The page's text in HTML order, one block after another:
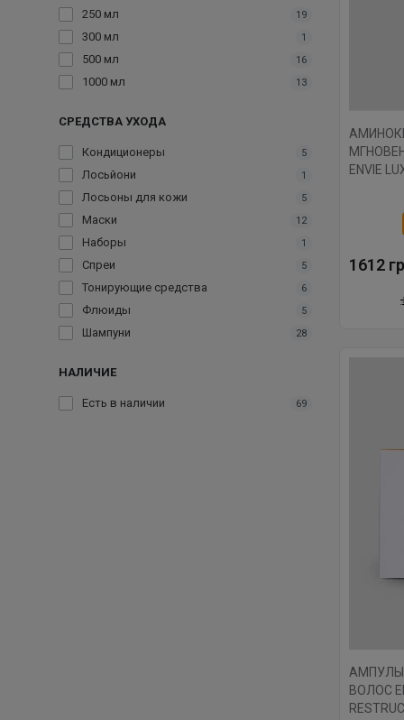
250 мл 19
300 мл 1
500 мл 16
1000 мл 13
СРЕДСТВА УХОДА
Кондиционеры 5
Лосьйони 1
Лосьоны для кожи 5
Маски 12
Наборы 1
Спреи 5
Тонирующие средства 6
Флюиды 5
Шампуни 28
НАЛИЧИЕ
Есть в наличии 69
ENVIE
1612
АМПУЛЫ
ВОЛОС